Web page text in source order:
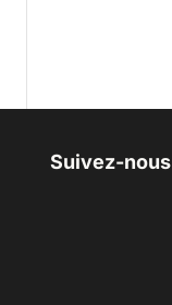
Suivez-nous